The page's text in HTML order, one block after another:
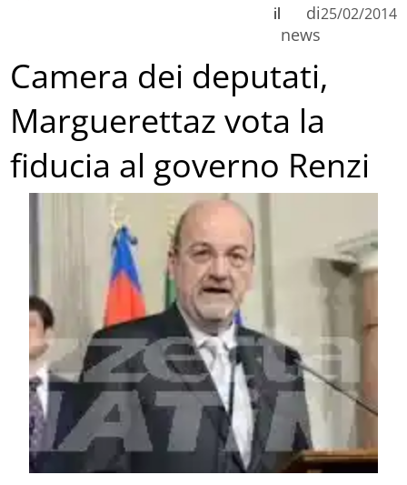
di
news
il 25/02/2014
Camera dei deputati,
Marguerettaz vota la
fiducia al governo Renzi